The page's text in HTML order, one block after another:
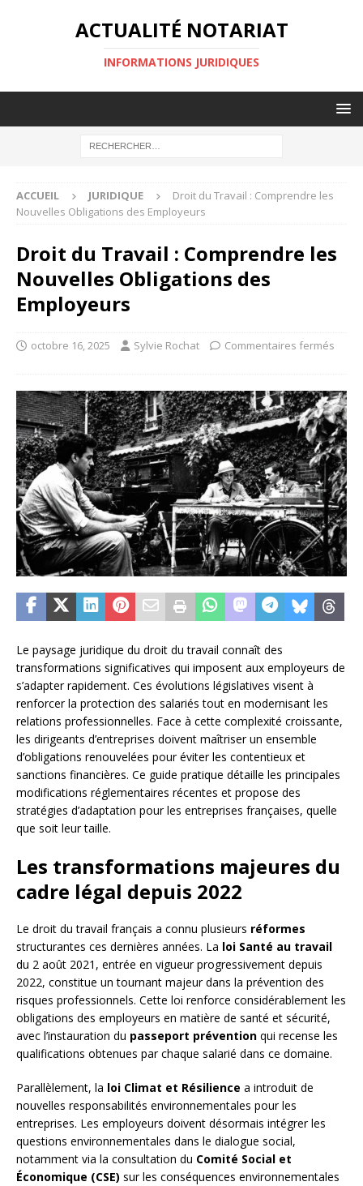
ACTUALITÉ NOTARIAT
INFORMATIONS JURIDIQUES
ACCUEIL JURIDIQUE
Droit du Travail : Comprendre les
Nouvelles Obligations des Employeurs
Droit du Travail : Comprendre les
Nouvelles Obligations des
Employeurs
octobre 16, 2025 Sylvie Rochat Commentaires fermés
Le paysage juridique du droit du travail connaît des
transformations significatives qui imposent aux employeurs de
s’adapter rapidement. Ces évolutions législatives visent à
renforcer la protection des salariés tout en modernisant les
relations professionnelles. Face à cette complexité croissante,
les dirigeants d’entreprises doivent maîtriser un ensemble
d’obligations renouvelées pour éviter les contentieux et
sanctions financières. Ce guide pratique détaille les principales
modifications réglementaires récentes et propose des
stratégies d’adaptation pour les entreprises françaises, quelle
que soit leur taille.
Les transformations majeures du
cadre légal depuis 2022
Le droit du travail français a connu plusieurs réformes
structurantes ces dernières années. La loi Santé au travail
du 2 août 2021, entrée en vigueur progressivement depuis
2022, constitue un tournant majeur dans la prévention des
risques professionnels. Cette loi renforce considérablement les
obligations des employeurs en matière de santé et sécurité,
avec l’instauration du passeport prévention qui recense les
qualifications obtenues par chaque salarié dans ce domaine.
Parallèlement, la loi Climat et Résilience a introduit de
nouvelles responsabilités environnementales pour les
entreprises. Les employeurs doivent désormais intégrer les
questions environnementales dans le dialogue social,
notamment via la consultation du Comité Social et
Économique (CSE) sur les conséquences environnementales